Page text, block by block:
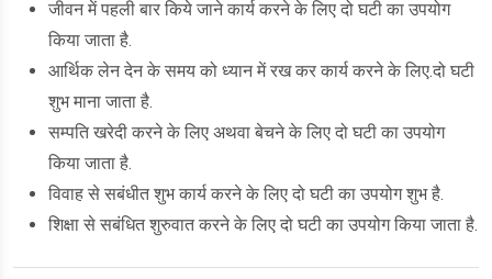
जीवन में पहली बार किये जाने कार्य करने के लिए दो घटी का उपयोग
किया जाता है.
आर्थिक लेन देन के समय को ध्यान में रख कर कार्य करने के लिए.दो घटी
शुभ माना जाता है.
सम्पति खरेदी करने के लिए अथवा बेचने के लिए दो घटी का उपयोग
किया जाता है.
विवाह से सबंधीत शुभ कार्य करने के लिए दो घटी का उपयोग शुभ है.
शिक्षा से सबंधित शुरुवात करने के लिए दो घटी का उपयोग किया जाता है.